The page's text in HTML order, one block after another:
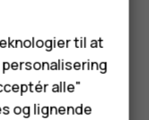
til at
alle"
og lignende